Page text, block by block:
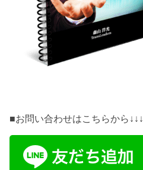
■お問い合わせはこちらから↓↓↓